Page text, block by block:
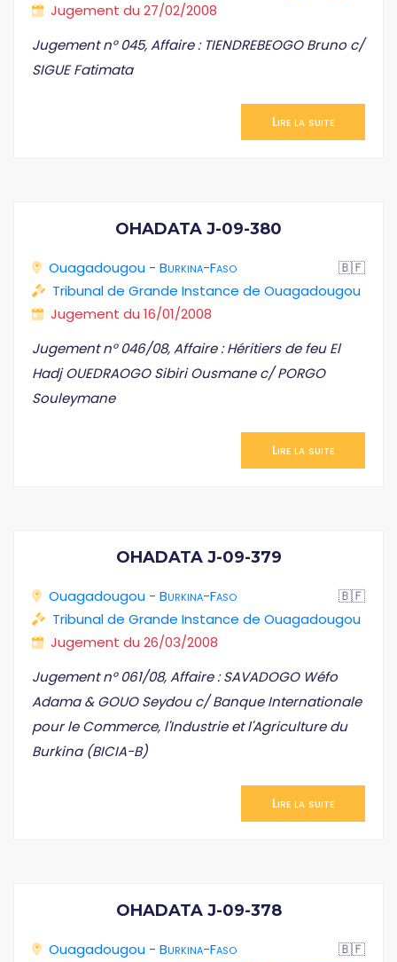
Jugement du 27/02/2008
Jugement n° 045, Affaire : TIENDREBEOGO Bruno c/
SIGUE Fatimata
Lire la suite
OHADATA J-09-380
Ouagadougou - Burkina-Faso
🇧🇫
Tribunal de Grande Instance de Ouagadougou
Jugement du 16/01/2008
Jugement n° 046/08, Affaire : Héritiers de feu El
Hadj OUEDRAOGO Sibiri Ousmane c/ PORGO
Souleymane
Lire la suite
OHADATA J-09-379
Ouagadougou - Burkina-Faso
🇧🇫
Tribunal de Grande Instance de Ouagadougou
Jugement du 26/03/2008
Jugement n° 061/08, Affaire : SAVADOGO Wéfo
Adama & GOUO Seydou c/ Banque Internationale
pour le Commerce, l'Industrie et l'Agriculture du
Burkina (BICIA-B)
Lire la suite
OHADATA J-09-378
Ouagadougou - Burkina-Faso
🇧🇫